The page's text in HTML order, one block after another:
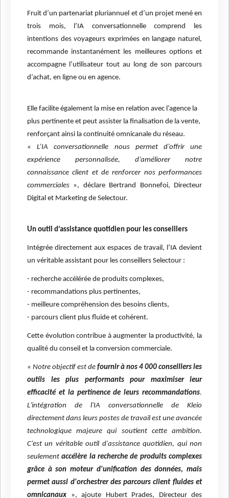
Fruit d’un partenariat pluriannuel et d’un projet mené en
trois mois, l’IA conversationnelle comprend les
intentions des voyageurs exprimées en langage naturel,
recommande instantanément les meilleures options et
accompagne l’utilisateur tout au long de son parcours
d’achat, en ligne ou en agence.
Elle facilite également la mise en relation avec l’agence la
plus pertinente et peut assister la finalisation de la vente,
renforçant ainsi la continuité omnicanale du réseau.
«L’IA conversationnelle nous permet d’offrir une
expérience personnalisée, d’améliorer notre
connaissance client et de renforcer nos performances
commerciales », déclare Bertrand Bonnefoi, Directeur
Digital et Marketing de Selectour.
Un outil d’assistance quotidien pour les conseillers
Intégrée directement aux espaces de travail, l’IA devient
un véritable assistant pour les conseillers Selectour :
- recherche accélérée de produits complexes,
- recommandations plus pertinentes,
- meilleure compréhension des besoins clients,
- parcours client plus fluide et cohérent.
Cette évolution contribue à augmenter la productivité, la
qualité du conseil et la conversion commerciale.
« Notre objectif est de fournir à nos 4 000 conseillers les
outils les plus performants pour maximiser leur
efficacité et la pertinence de leurs recommandations.
L'intégration de l'IA conversationnelle de Kleio
directement dans leurs postes de travail est une avancée
technologique majeure qui soutient cette ambition.
C'est un véritable outil d'assistance quotidien, qui non
seulement accélère la recherche de produits complexes
grâce à son moteur d'unification des données, mais
permet aussi d'orchestrer des parcours client fluides et
omnicanaux », ajoute Hubert Prades, Directeur des